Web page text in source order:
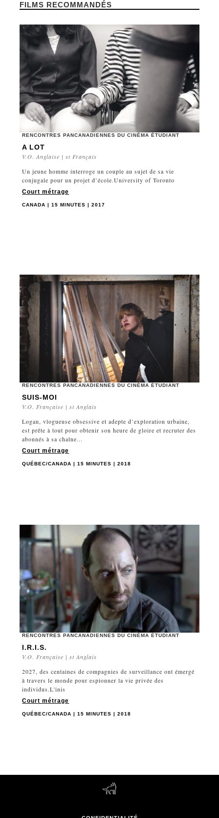
FILMS RECOMMANDÉS
RENCONTRES PANCANADIENNES DU CINÉMA ÉTUDIANT
A LOT
V.O. Anglaise | st Français
Un jeune homme interroge un couple au sujet de sa vie
conjugale pour un projet d’école.University of Toronto
Court métrage
CANADA | 15 MINUTES | 2017
RENCONTRES PANCANADIENNES DU CINÉMA ÉTUDIANT
SUIS-MOI
V.O. Française | st Anglais
Logan, vlogueuse obsessive et adepte d’exploration urbaine,
est prête à tout pour obtenir son heure de gloire et recruter des
abonnés à sa chaîne...
Court métrage
QUÉBEC/CANADA | 15 MINUTES | 2018
RENCONTRES PANCANADIENNES DU CINÉMA ÉTUDIANT
I.R.I.S.
V.O. Française | st Anglais
2027, des centaines de compagnies de surveillance ont émergé
à travers le monde pour espionner la vie privée des
individus.L'inis
Court métrage
QUÉBEC/CANADA | 15 MINUTES | 2018